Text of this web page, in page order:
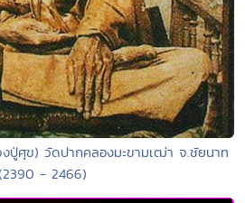
ปู่ศุข) วัดปากคลองมะขามเฒ่า จ.ชัยนาท
- 2466)